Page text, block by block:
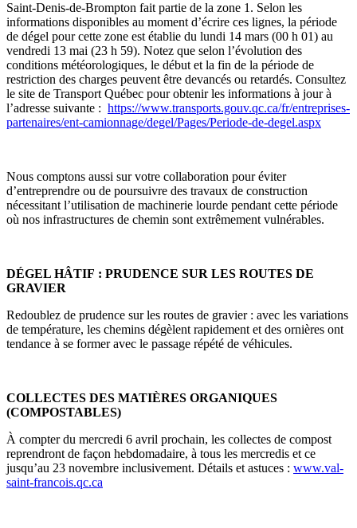
Saint-Denis-de-Brompton fait partie de la zone 1. Selon les
informations disponibles au moment d’écrire ces lignes, la période
de dégel pour cette zone est établie du lundi 14 mars (00 h 01) au
vendredi 13 mai (23 h 59). Notez que selon l’évolution des
conditions météorologiques, le début et la fin de la période de
restriction des charges peuvent être devancés ou retardés. Consultez
le site de Transport Québec pour obtenir les informations à jour à
l’adresse suivante : https://www.transports.gouv.qc.ca/fr/entreprises-
partenaires/ent-camionnage/degel/Pages/Periode-de-degel.aspx
Nous comptons aussi sur votre collaboration pour éviter
d’entreprendre ou de poursuivre des travaux de construction
nécessitant l’utilisation de machinerie lourde pendant cette période
où nos infrastructures de chemin sont extrêmement vulnérables.
DÉGEL HÂTIF : PRUDENCE SUR LES ROUTES DE
GRAVIER
Redoublez de prudence sur les routes de gravier : avec les variations
de température, les chemins dégèlent rapidement et des ornières ont
tendance à se former avec le passage répété de véhicules.
COLLECTES DES MATIÈRES ORGANIQUES
(COMPOSTABLES)
À compter du mercredi 6 avril prochain, les collectes de compost
reprendront de façon hebdomadaire, à tous les mercredis et ce
jusqu’au 23 novembre inclusivement. Détails et astuces : www.val-
saint-francois.qc.ca